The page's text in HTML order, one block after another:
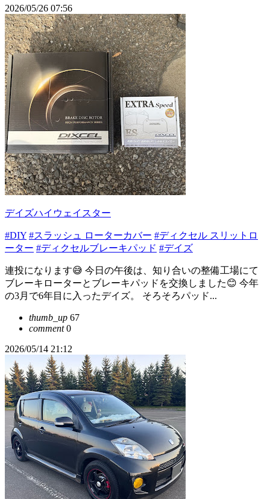
2026/05/26 07:56
デイズハイウェイスター
#DIY #スラッシュ ローターカバー #ディクセル スリットロ
ーター #ディクセルブレーキパッド #デイズ
連投になります😅 今日の午後は、知り合いの整備工場にて
ブレーキローターとブレーキパッドを交換しました😊 今年
の3月で6年目に入ったデイズ。 そろそろパッド...
thumb_up 67
comment0
2026/05/14 21:12